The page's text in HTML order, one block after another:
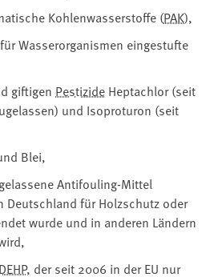
Kohlenwasserstoffe (PAK),
Wasserorganismen eingestufte
giftigen Pestizide Heptachlor (seit
und Isoproturon (seit
Blei,
Antifouling-Mittel
Deutschland für Holzschutz oder
wurde und in anderen Ländern
DEHP, der seit 2006 in der EU nur